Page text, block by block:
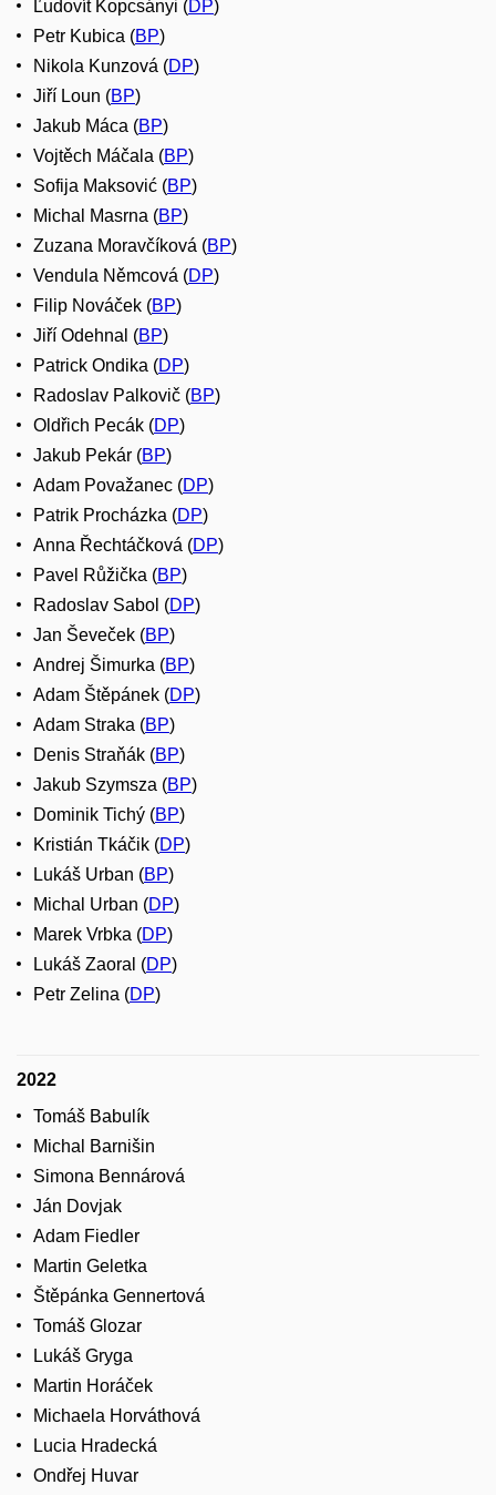
Ľudovít Kopcsányi (DP)
Petr Kubica (BP)
Nikola Kunzová (DP)
Jiří Loun (BP)
Jakub Máca (BP)
Vojtěch Máčala (BP)
Sofija Maksović (BP)
Michal Masrna (BP)
Zuzana Moravčíková (BP)
Vendula Němcová (DP)
Filip Nováček (BP)
Jiří Odehnal (BP)
Patrick Ondika (DP)
Radoslav Palkovič (BP)
Oldřich Pecák (DP)
Jakub Pekár (BP)
Adam Považanec (DP)
Patrik Procházka (DP)
Anna Řechtáčková (DP)
Pavel Růžička (BP)
Radoslav Sabol (DP)
Jan Ševeček (BP)
Andrej Šimurka (BP)
Adam Štěpánek (DP)
Adam Straka (BP)
Denis Straňák (BP)
Jakub Szymsza (BP)
Dominik Tichý (BP)
Kristián Tkáčik (DP)
Lukáš Urban (BP)
Michal Urban (DP)
Marek Vrbka (DP)
Lukáš Zaoral (DP)
Petr Zelina (DP)
2022
Tomáš Babulík
Michal Barnišin
Simona Bennárová
Ján Dovjak
Adam Fiedler
Martin Geletka
Štěpánka Gennertová
Tomáš Glozar
Lukáš Gryga
Martin Horáček
Michaela Horváthová
Lucia Hradecká
Ondřej Huvar